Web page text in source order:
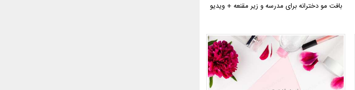
بافت مو دخترانه برای مدرسه و زیر مقنعه + ویدیو